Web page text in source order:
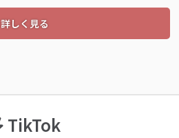
詳しく見る
TikTok